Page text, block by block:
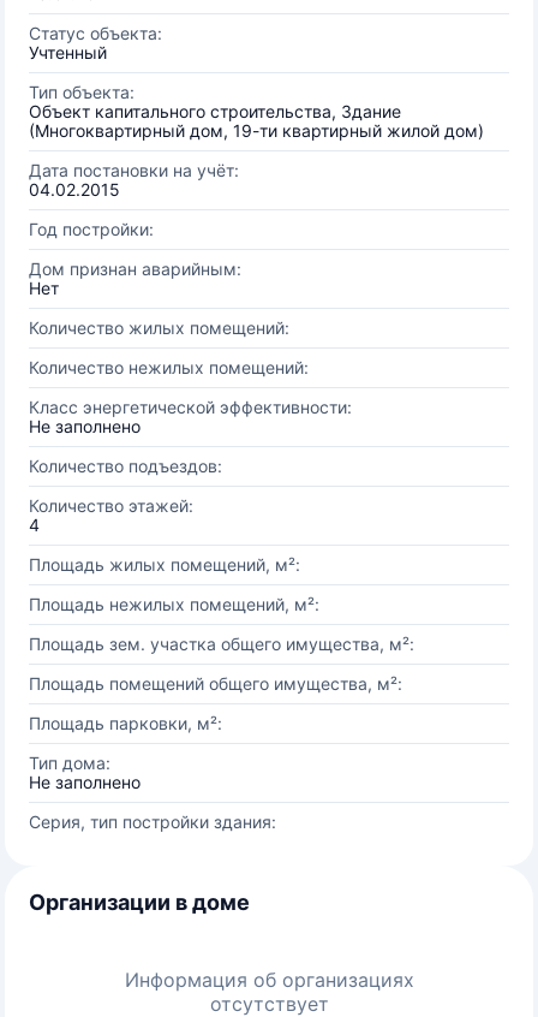
Статус объекта:
Учтенный
Тип объекта:
Объект капитального строительства, Здание
(Многоквартирный дом, 19-ти квартирный жилой дом)
Дата постановки на учёт:
04.02.2015
Год постройки:
Дом признан аварийным:
Нет
Количество жилых помещений:
Количество нежилых помещений:
Класс энергетической эффективности:
Не заполнено
Количество подъездов:
Количество этажей:
4
Площадь жилых помещений, м²:
Площадь нежилых помещений, м²:
Площадь зем. участка общего имущества, м²:
Площадь помещений общего имущества, м²:
Площадь парковки, м²:
Тип дома:
Не заполнено
Серия, тип постройки здания:
Организации в доме
Информация об организациях
отсутствует